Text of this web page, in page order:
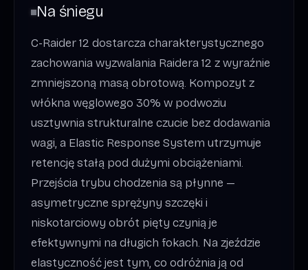
Na śniegu
C-Raider 12 dostarcza charakterystycznego
zachowania wyzwalania Raidera 12 z wyraźnie
zmniejszoną masą obrotową. Kompozyt z
włókna węglowego 30% w podwoziu
usztywnia strukturalne czucie bez dodawania
wagi, a Elastic Response System utrzymuje
retencję stałą pod dużymi obciążeniami.
Przejścia trybu chodzenia są płynne —
asymetryczne sprężyny szczęki i
niskotarciowy obrót pięty czynią je
efektywnymi na długich fokach. Na zjeździe
elastyczność jest tym, co odróżnia ją od